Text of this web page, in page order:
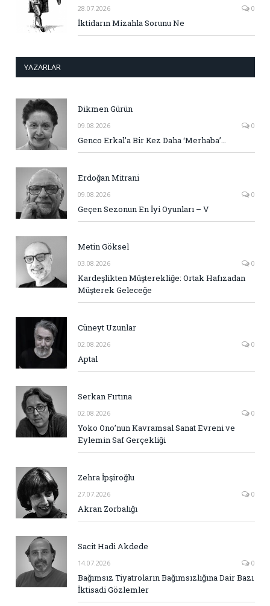
28.07.2026 0
İktidarın Mizahla Sorunu Ne
YAZARLAR
Dikmen Gürün
09.08.2026 0
Genco Erkal’a Bir Kez Daha ‘Merhaba’…
Erdoğan Mitrani
09.08.2026 0
Geçen Sezonun En İyi Oyunları – V
Metin Göksel
03.08.2026 0
Kardeşlikten Müşterekliğe: Ortak Hafızadan
Müşterek Geleceğe
Cüneyt Uzunlar
02.08.2026 0
Aptal
Serkan Fırtına
02.08.2026 0
Yoko Ono’nun Kavramsal Sanat Evreni ve
Eylemin Saf Gerçekliği
Zehra İpşiroğlu
27.07.2026 0
Akran Zorbalığı
Sacit Hadi Akdede
14.07.2026 0
Bağımsız Tiyatroların Bağımsızlığına Dair Bazı
İktisadi Gözlemler